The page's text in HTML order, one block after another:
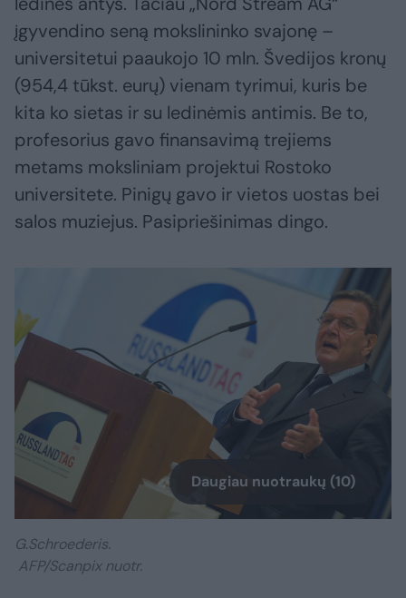
įgyvendino seną mokslininko svajonę –
universitetui paaukojo 10 mln. Švedijos kronų
(954,4 tūkst. eurų) vienam tyrimui, kuris be
kita ko sietas ir su ledinėmis antimis. Be to,
profesorius gavo finansavimą trejiems
metams moksliniam projektui Rostoko
universitete. Pinigų gavo ir vietos uostas bei
salos muziejus. Pasipriešinimas dingo.
Daugiau nuotraukų (10)
G.Schroederis.
AFP/Scanpix nuotr.